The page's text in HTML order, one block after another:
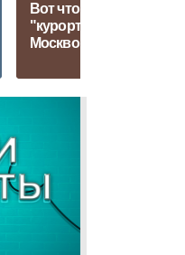
Вот что творят на
"курортах" под
Москвой